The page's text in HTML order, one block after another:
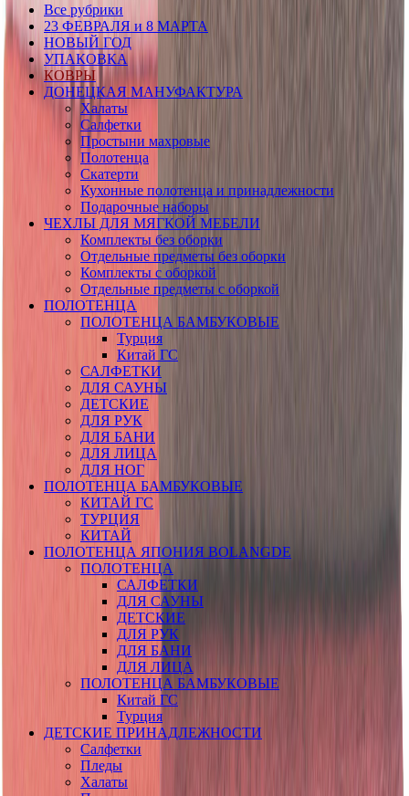
Все рубрики
23 ФЕВРАЛЯ и 8 МАРТА
НОВЫЙ ГОД
УПАКОВКА
КОВРЫ
ДОНЕЦКАЯ МАНУФАКТУРА
Халаты
Салфетки
Простыни махровые
Полотенца
Скатерти
Кухонные полотенца и принадлежности
Подарочные наборы
ЧЕХЛЫ ДЛЯ МЯГКОЙ МЕБЕЛИ
Комплекты без оборки
Отдельные предметы без оборки
Комплекты с оборкой
Отдельные предметы с оборкой
ПОЛОТЕНЦА
ПОЛОТЕНЦА БАМБУКОВЫЕ
Турция
Китай ГС
САЛФЕТКИ
ДЛЯ САУНЫ
ДЕТСКИЕ
ДЛЯ РУК
ДЛЯ БАНИ
ДЛЯ ЛИЦА
ДЛЯ НОГ
ПОЛОТЕНЦА БАМБУКОВЫЕ
КИТАЙ ГС
ТУРЦИЯ
КИТАЙ
ПОЛОТЕНЦА ЯПОНИЯ BOLANGDE
ПОЛОТЕНЦА
САЛФЕТКИ
ДЛЯ САУНЫ
ДЕТСКИЕ
ДЛЯ РУК
ДЛЯ БАНИ
ДЛЯ ЛИЦА
ПОЛОТЕНЦА БАМБУКОВЫЕ
Китай ГС
Турция
ДЕТСКИЕ ПРИНАДЛЕЖНОСТИ
Салфетки
Пледы
Халаты